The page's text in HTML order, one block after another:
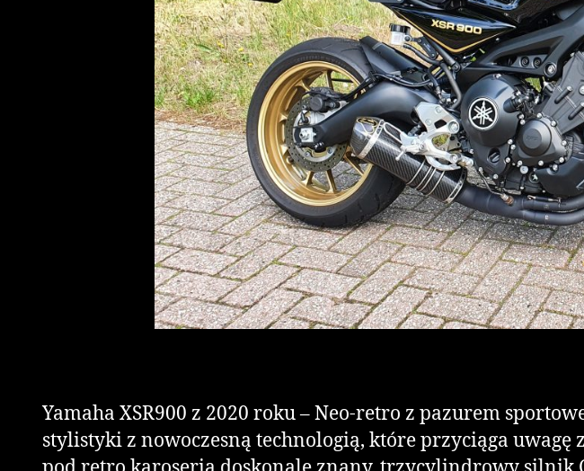
Yamaha XSR900 z 2020 roku – Neo-retro z pazurem
stylistyki z nowoczesną technologią, które przyciąga